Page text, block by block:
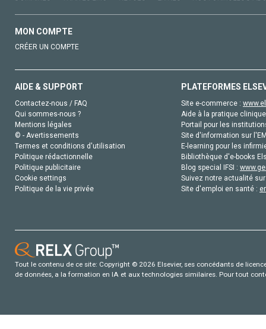
MON COMPTE
CRÉER UN COMPTE
AIDE & SUPPORT
Contactez-nous / FAQ
Qui sommes-nous ?
Mentions légales
© - Avertissements
Termes et conditions d'utilisation
Politique rédactionnelle
Politique publicitaire
Cookie settings
Politique de la vie privée
PLATEFORMES
Site e-commerce :
Aide à la pratique
Portail pour les
Site d'information sur
E-learning pour les
Bibliothèque d'e-books
Blog special IFSI :
Suivez notre actualité
Site d'emploi en santé :
Tout le contenu de ce site: Copyright © 2026 Elsevier, ses concédants de
de données, a la formation en IA et aux technologies similaires. Pour tout